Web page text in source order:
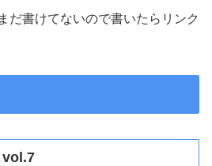
だ書けてないので書いたらリンク
vol.7